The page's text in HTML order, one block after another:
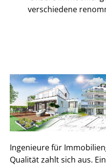
verschiedene
Ingenieure für
Qualität zahlt sich aus. Ein